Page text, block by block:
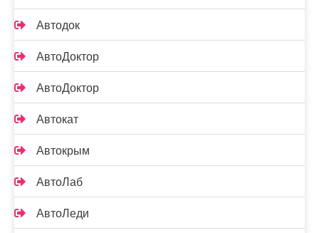
Автодок
АвтоДоктор
АвтоДоктор
Автокат
Автокрым
АвтоЛаб
АвтоЛеди